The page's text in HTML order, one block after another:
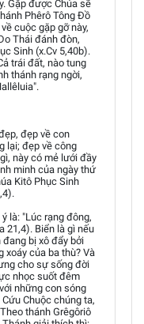
Gặp được Chúa sẽ
Phêrô Tông Đồ
cuộc gặp gỡ này,
Thái đánh đòn,
Sinh (x.Cv 5,40b).
trái đất, nào tung
thánh rạng ngời,
đẹp về con
lại; đẹp về công
này có mẻ lưới đầy
minh của ngày thứ
Kitô Phục Sinh
là: "Lúc rạng đông,
21,4). Biển là gì nếu
bị xô đẩy bởi
xoáy của ba thù? Và
cho sự sống đời
nhọc suốt đêm
những con sóng
Chuộc chúng ta,
thánh Grêgôriô